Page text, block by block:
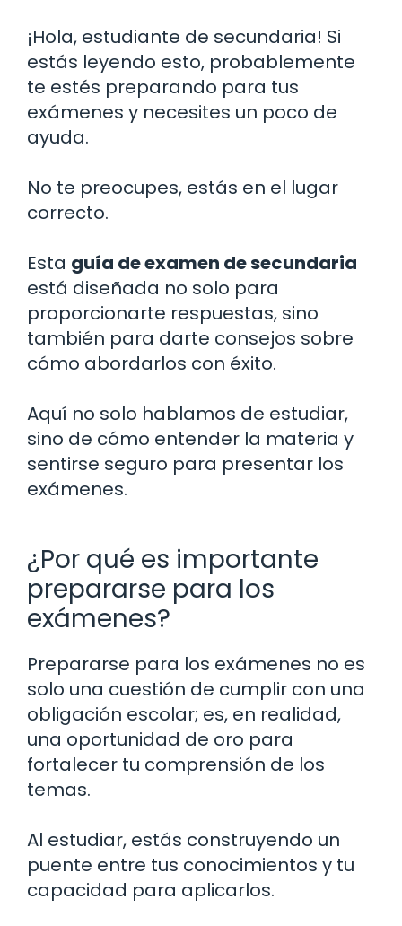
¡Hola, estudiante de secundaria! Si
estás leyendo esto, probablemente
te estés preparando para tus
exámenes y necesites un poco de
ayuda.
No te preocupes, estás en el lugar
correcto.
Esta guía de examen de secundaria
está diseñada no solo para
proporcionarte respuestas, sino
también para darte consejos sobre
cómo abordarlos con éxito.
Aquí no solo hablamos de estudiar,
sino de cómo entender la materia y
sentirse seguro para presentar los
exámenes.
¿Por qué es importante
prepararse para los
exámenes?
Prepararse para los exámenes no es
solo una cuestión de cumplir con una
obligación escolar; es, en realidad,
una oportunidad de oro para
fortalecer tu comprensión de los
temas.
Al estudiar, estás construyendo un
puente entre tus conocimientos y tu
capacidad para aplicarlos.